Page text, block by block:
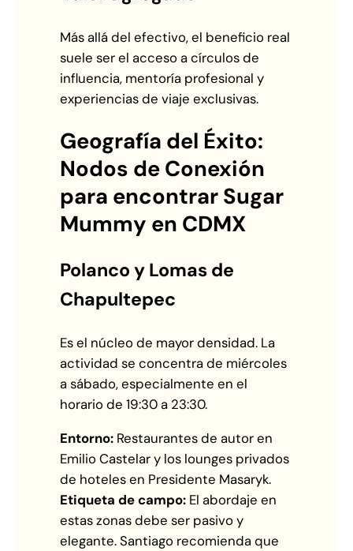
Más allá del efectivo, el beneficio real
suele ser el acceso a círculos de
influencia, mentoría profesional y
experiencias de viaje exclusivas.
Geografía del Éxito:
Nodos de Conexión
para encontrar Sugar
Mummy en CDMX
Polanco y Lomas de
Chapultepec
Es el núcleo de mayor densidad. La
actividad se concentra de miércoles
a sábado, especialmente en el
horario de 19:30 a 23:30.
Entorno:Restaurantes de autor en
Emilio Castelar y los lounges privados
de hoteles en Presidente Masaryk.
Etiqueta de campo:El abordaje en
estas zonas debe ser pasivo y
elegante. Santiago recomienda que